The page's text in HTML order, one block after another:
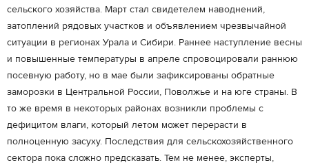
сельского хозяйства. Март стал свидетелем наводнений,
затоплений рядовых участков и объявлением чрезвычайной
ситуации в регионах Урала и Сибири. Раннее наступление весны
и повышенные температуры в апреле спровоцировали раннюю
посевную работу, но в мае были зафиксированы обратные
заморозки в Центральной России, Поволжье и на юге страны. В
то же время в некоторых районах возникли проблемы с
дефицитом влаги, который летом может перерасти в
полноценную засуху. Последствия для сельскохозяйственного
сектора пока сложно предсказать. Тем не менее, эксперты,